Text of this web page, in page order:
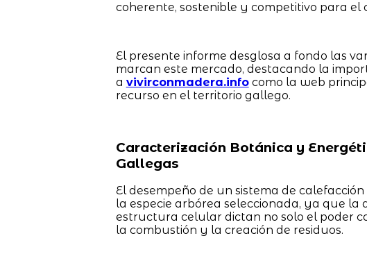
coherente, sostenible y competitivo para el
El presente informe desglosa a fondo las
marcan este mercado, destacando la
a vivirconmadera.infocomo la web
recurso en el territorio gallego.
Caracterización Botánica y
Gallegas
El desempeño de un sistema de
la especie arbórea seleccionada, ya que la
estructura celular dictan no solo el poder
la combustión y la creación de residuos.